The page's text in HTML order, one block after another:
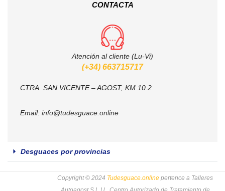
CONTACTA
Atención al cliente (Lu-Vi)
(+34) 663715717
CTRA. SAN VICENTE – AGOST, KM 10.2
Email: info@tudesguace.online
Desguaces por provincias
Copyright © 2024 Tudesguace.online pertence a Talleres